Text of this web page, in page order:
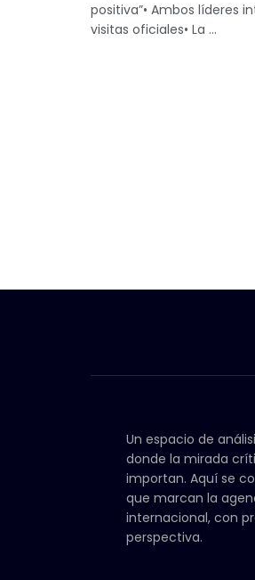
positiva”• Ambos líderes
visitas oficiales• La ...
Un espacio de
donde la mirada
importan. Aquí se
que marcan la
internacional, con
perspectiva.